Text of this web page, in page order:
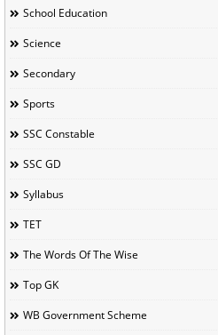
School Education
Science
Secondary
Sports
SSC Constable
SSC GD
Syllabus
TET
The Words Of The Wise
Top GK
WB Government Scheme